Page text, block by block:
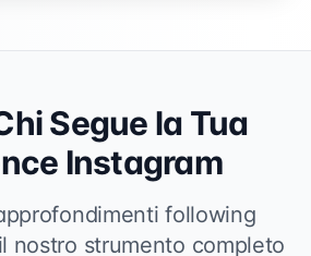
Segue la Tua
Instagram
following
nostro strumento completo